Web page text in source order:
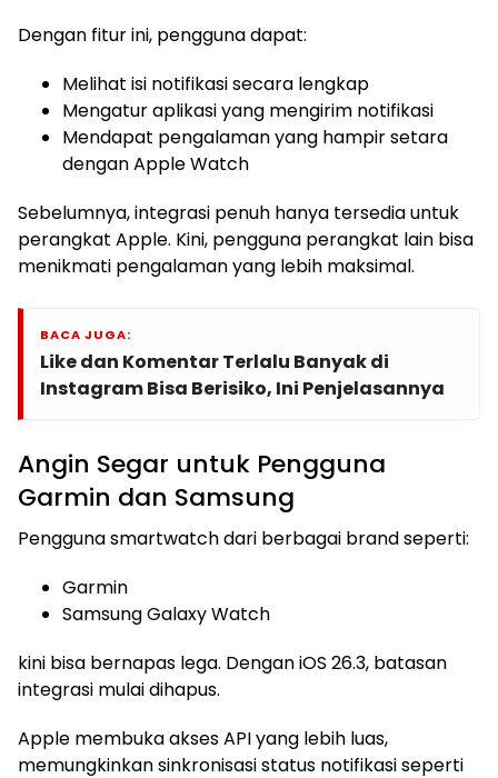
Dengan fitur ini, pengguna dapat:
Melihat isi notifikasi secara lengkap
Mengatur aplikasi yang mengirim notifikasi
Mendapat pengalaman yang hampir setara
dengan Apple Watch
Sebelumnya, integrasi penuh hanya tersedia untuk
perangkat Apple. Kini, pengguna perangkat lain bisa
menikmati pengalaman yang lebih maksimal.
BACA JUGA:
Like dan Komentar Terlalu Banyak di
Instagram Bisa Berisiko, Ini Penjelasannya
Angin Segar untuk Pengguna
Garmin dan Samsung
Pengguna smartwatch dari berbagai brand seperti:
Garmin
Samsung Galaxy Watch
kini bisa bernapas lega. Dengan iOS 26.3, batasan
integrasi mulai dihapus.
Apple membuka akses API yang lebih luas,
memungkinkan sinkronisasi status notifikasi seperti